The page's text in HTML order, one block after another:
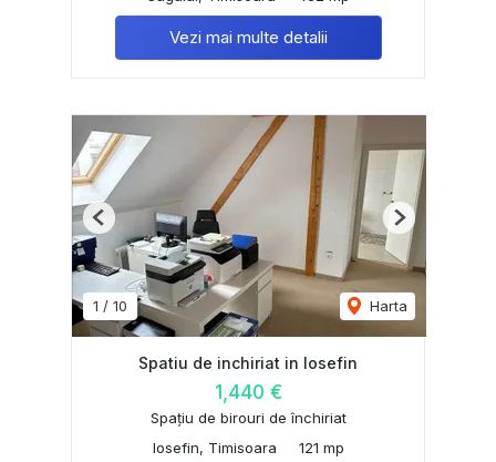
Vezi mai multe detalii
1 / 10 Harta
Previous Next
Spatiu de inchiriat in Iosefin
1,440 €
Spațiu de birouri de închiriat
Iosefin, Timisoara
121 mp